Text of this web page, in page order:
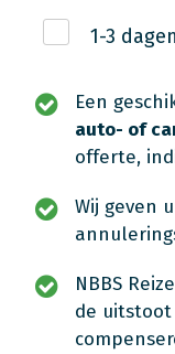
1-3 dagen
Een
auto- of
offerte,
Wij geven
NBBS
de uitstoot